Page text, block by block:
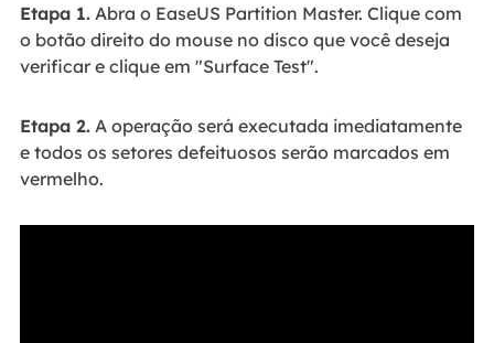
Etapa 1.Abra o EaseUS Partition Master. Clique com
o botão direito do mouse no disco que você deseja
verificar e clique em "Surface Test".
Etapa 2.A operação será executada imediatamente
e todos os setores defeituosos serão marcados em
vermelho.